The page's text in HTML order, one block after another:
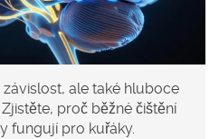
ale také hluboce
proč běžné čištění
fungují pro kuřáky.